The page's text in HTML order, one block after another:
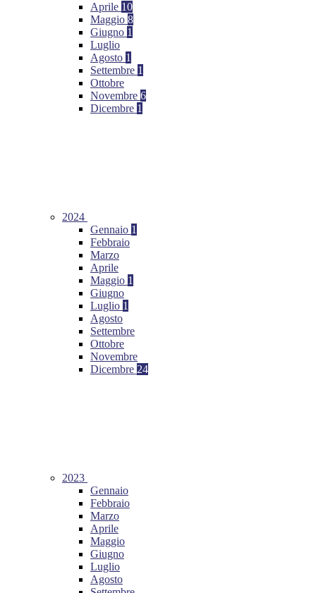
Aprile 10
Maggio 8
Giugno 1
Luglio
Agosto 1
Settembre 1
Ottobre
Novembre 6
Dicembre 1
2024
Gennaio 1
Febbraio
Marzo
Aprile
Maggio 1
Giugno
Luglio 1
Agosto
Settembre
Ottobre
Novembre
Dicembre 24
2023
Gennaio
Febbraio
Marzo
Aprile
Maggio
Giugno
Luglio
Agosto